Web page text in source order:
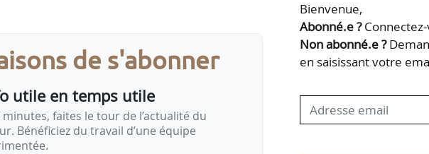
de s'abonner
utile en temps utile
minutes, faites le tour de l’actualité du
Bénéficiez du travail d’une équipe
Bienvenue,
Abonné.e ?
Non abonné.e ?
en saisissant votre